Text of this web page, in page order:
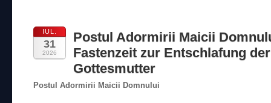
IUL.
31
2026
Postul Adormirii Maicii
Fastenzeit zur Entschlafung der
Gottesmutter
Postul Adormirii Maicii Domnului